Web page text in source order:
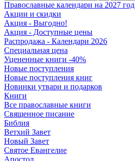
Православные календари на 2027 год
Акции и скидки
Акция - Выгодно!
Акция - Доступные цены
Распродажа - Календари 2026
Специальная цена
Уцененные книги -40%
Новые поступления
Новые поступления книг
Новинки утвари и подарков
Книги
Все православные книги
Священное писание
Библия
Ветхий Завет
Новый Завет
Святое Евангелие
Апостол